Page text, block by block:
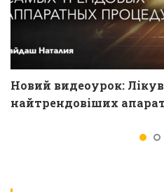
Новий видеоурок:
найтрендовіших